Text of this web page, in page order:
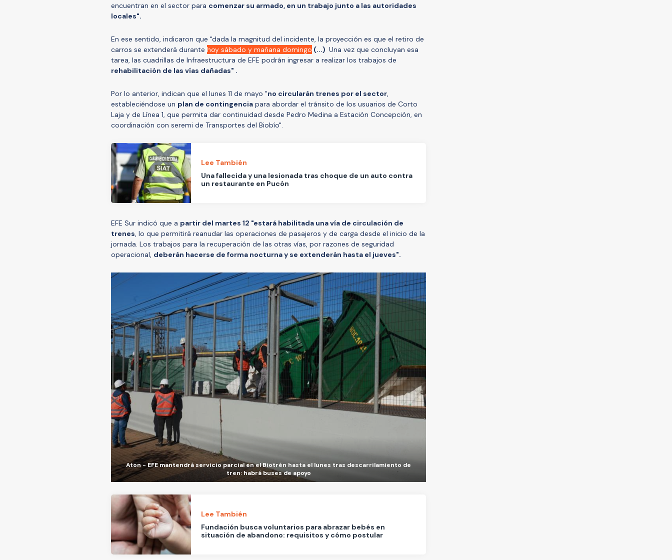
encuentran en el sector para comenzar su armado, en un trabajo junto a las autoridades
locales".
En ese sentido, indicaron que "dada la magnitud del incidente, la proyección es que el retiro de
carros se extenderá durante hoy sábado y mañana domingo (...) Una vez que concluyan esa
tarea, las cuadrillas de Infraestructura de EFE podrán ingresar a realizar los trabajos de
rehabilitación de las vías dañadas" .
Por lo anterior, indican que el lunes 11 de mayo "no circularán trenes por el sector,
estableciéndose un plan de contingencia para abordar el tránsito de los usuarios de Corto
Laja y de Línea 1, que permita dar continuidad desde Pedro Medina a Estación Concepción, en
coordinación con seremi de Transportes del Biobío".
Lee También
Una fallecida y una lesionada tras choque de un auto contra
un restaurante en Pucón
EFE Sur indicó que a partir del martes 12 "estará habilitada una vía de circulación de
trenes, lo que permitirá reanudar las operaciones de pasajeros y de carga desde el inicio de la
jornada. Los trabajos para la recuperación de las otras vías, por razones de seguridad
operacional, deberán hacerse de forma nocturna y se extenderán hasta el jueves".
Aton - EFE mantendrá servicio parcial en el Biotrén hasta el lunes tras descarrilamiento de
tren: habrá buses de apoyo
Lee También
Fundación busca voluntarios para abrazar bebés en
situación de abandono: requisitos y cómo postular